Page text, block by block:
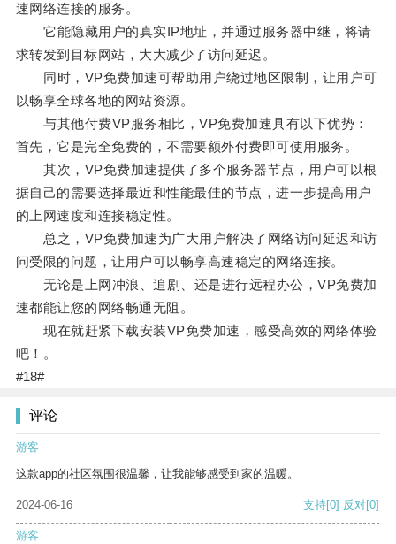
速网络连接的服务。
它能隐藏用户的真实IP地址，并通过服务器中继，将请
求转发到目标网站，大大减少了访问延迟。
同时，VP免费加速可帮助用户绕过地区限制，让用户可
以畅享全球各地的网站资源。
与其他付费VP服务相比，VP免费加速具有以下优势：
首先，它是完全免费的，不需要额外付费即可使用服务。
其次，VP免费加速提供了多个服务器节点，用户可以根
据自己的需要选择最近和性能最佳的节点，进一步提高用户
的上网速度和连接稳定性。
总之，VP免费加速为广大用户解决了网络访问延迟和访
问受限的问题，让用户可以畅享高速稳定的网络连接。
无论是上网冲浪、追剧、还是进行远程办公，VP免费加
速都能让您的网络畅通无阻。
现在就赶紧下载安装VP免费加速，感受高效的网络体验
吧！。
#18#
评论
游客
这款app的社区氛围很温馨，让我能够感受到家的温暖。
2024-06-16 支持[0] 反对[0]
游客